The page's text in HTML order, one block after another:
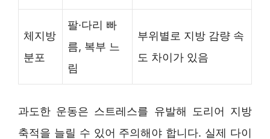
체지방
분포
팔·다리 빠
름, 복부 느
림
부위별로 지방 감량 속
도 차이가 있음
과도한 운동은 스트레스를 유발해 도리어 지방
축적을 늘릴 수 있어 주의해야 합니다. 실제 다이